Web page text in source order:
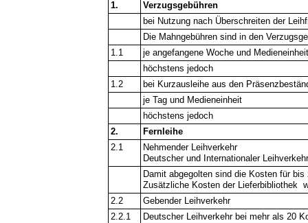
1.
Verzugsgebühren
bei Nutzung nach Überschreiten der
Die Mahngebühren sind in den
1.1
je angefangene Woche und
höchstens jedoch
1.2
bei Kurzausleihe aus den
je Tag und Medieneinheit
höchstens jedoch
2.
Fernleihe
2.1
Nehmender Leihverkehr
Deutscher und Internationaler
Damit abgegolten sind die Kosten für
Zusätzliche Kosten der Lieferbibliothek
2.2
Gebender Leihverkehr
2.2.1
Deutscher Leihverkehr bei mehr als 20